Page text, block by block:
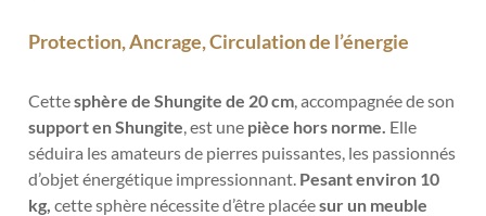
Protection, Ancrage, Circulation de l’énergie
Cettesphère de Shungite de 20 cm , accompagnée de son
support en Shungite , est une pièce hors norme. Elle
séduira les amateurs de pierres puissantes, les passionnés
d’objet énergétique impressionnant. Pesant environ 10
kg,cette sphère nécessite d’être placéesur un meuble